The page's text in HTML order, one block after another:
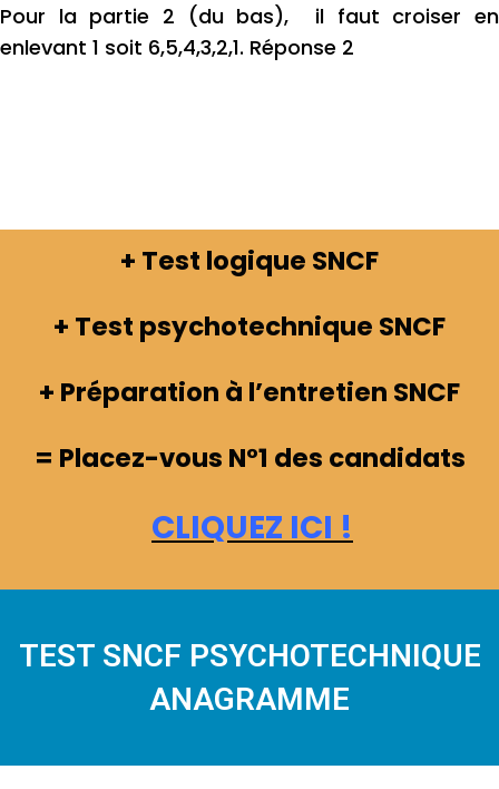
Pour la partie 2 (du bas), il faut croiser en
enlevant 1 soit 6,5,4,3,2,1. Réponse 2
+ Test logique SNCF
+ Test psychotechnique SNCF
+ Préparation à l’entretien SNCF
= Placez-vous N°1 des candidats
CLIQUEZ ICI !
TEST SNCF PSYCHOTECHNIQUE
ANAGRAMME